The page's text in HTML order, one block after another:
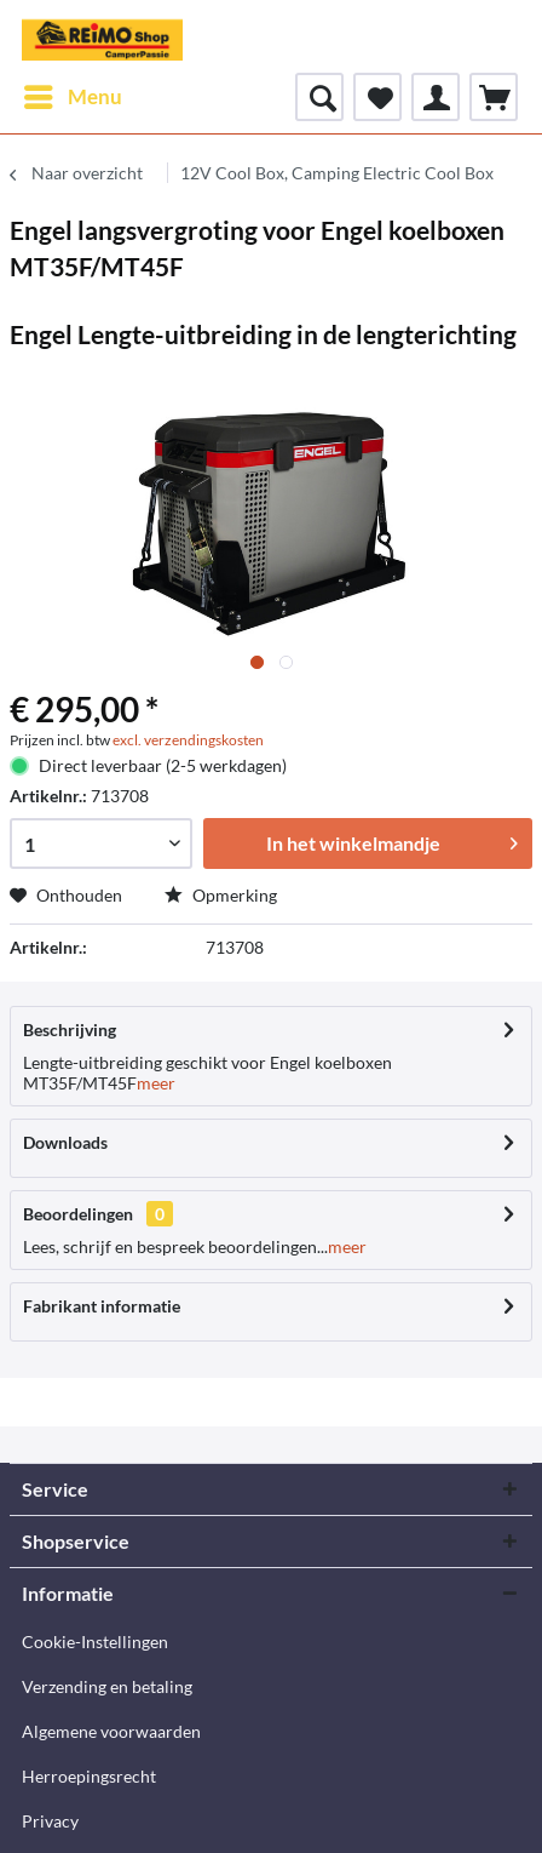
Menu
Naar overzicht 12V Cool Box, Camping Electric Cool Box
Engel langsvergroting voor Engel koelboxen
MT35F/MT45F
Engel Lengte-uitbreiding in de lengterichting
€ 295,00 *
Prijzen incl. btwexcl. verzendingskosten
Direct leverbaar (2-5 werkdagen)
Artikelnr.: 713708
In het winkelmandje
Onthouden Opmerking
Artikelnr.: 713708
Beschrijving
Lengte-uitbreiding geschikt voor Engel koelboxen
MT35F/MT45Fmeer
Downloads
Beoordelingen
0
Lees, schrijf en bespreek beoordelingen...meer
Fabrikant informatie
Service
Shopservice
Informatie
Cookie-Instellingen
Verzending en betaling
Algemene voorwaarden
Herroepingsrecht
Privacy